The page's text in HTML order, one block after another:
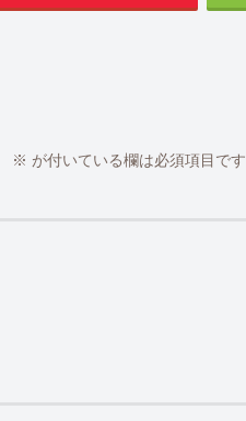
※ が付いている欄は必須項目です